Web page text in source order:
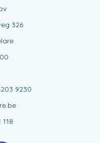
326
9230
118